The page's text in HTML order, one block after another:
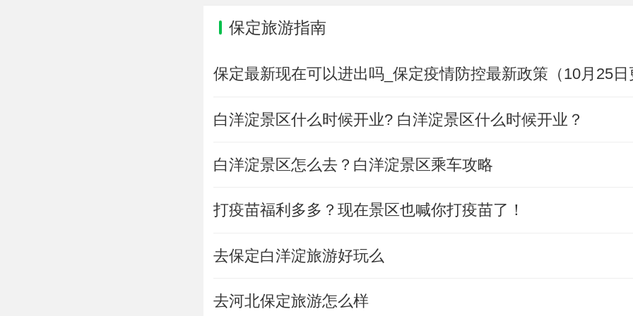
保定旅游指南
保定最新现在可以进出吗_保定疫情防控最新政策（10月25日
白洋淀景区什么时候开业? 白洋淀景区什么时候开业？
白洋淀景区怎么去？白洋淀景区乘车攻略
打疫苗福利多多？现在景区也喊你打疫苗了！
去保定白洋淀旅游好玩么
去河北保定旅游怎么样